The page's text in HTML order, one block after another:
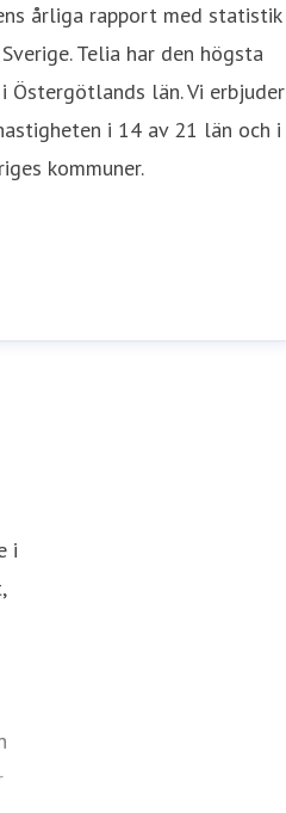
årliga rapport med statistik
Telia har den högsta
län. Vi erbjuder
i 14 av 21 län och i
kommuner.
i